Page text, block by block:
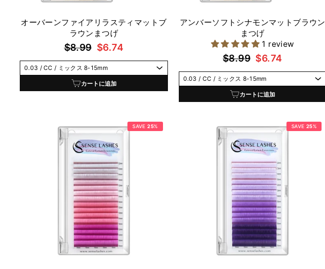
オーバーンファイアリラスティマットブ
ラウンまつげ
通
常
価
$8.99 セ
ー
ル
価
$6.74
カートに追加
アンバーソフトシナモンマットブラウン
まつげ
1 review
通
常
価
格
$8.99 セ
ー
ル
価
$6.74
カートに追加
SAVE25% SAVE 25%